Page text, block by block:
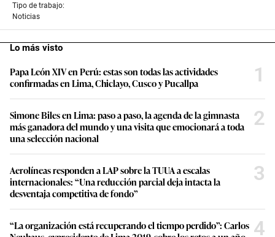
Tipo de trabajo:
Noticias
Lo más visto
Papa León XIV en Perú: estas son todas las actividades
confirmadas en Lima, Chiclayo, Cusco y Pucallpa
1
Simone Biles en Lima: paso a paso, la agenda de la gimnasta
más ganadora del mundo y una visita que emocionará a toda
una selección nacional
2
Aerolíneas responden a LAP sobre la TUUA a escalas
internacionales: “Una reducción parcial deja intacta la
desventaja competitiva de fondo”
3
“La organización está recuperando el tiempo perdido”: Carlos 4